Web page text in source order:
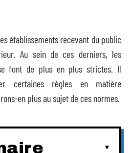
établissements recevant du public
Au sein de ces derniers, les
font de plus en plus strictes. Il
certaines règles en matière
en plus au sujet de ces normes.